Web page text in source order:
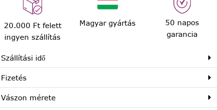
20.000 Ft felett
ingyen szállítás
Magyar gyártás
50 napos
garancia
Szállítási idő
Fizetés
Vászon mérete